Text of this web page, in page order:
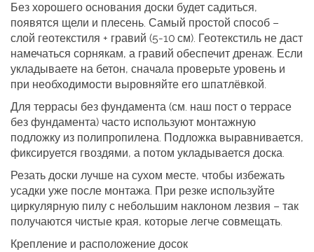
Без хорошего основания доски будет садиться,
появятся щели и плесень. Самый простой способ –
слой геотекстиля + гравий (5‑10 см). Геотекстиль не даст
намечаться сорнякам, а гравий обеспечит дренаж. Если
укладываете на бетон, сначала проверьте уровень и
при необходимости выровняйте его шпатлёвкой.
Для террасы без фундамента (см. наш пост о террасе
без фундамента) часто используют монтажную
подложку из полипропилена. Подложка выравнивается,
фиксируется гвоздями, а потом укладывается доска.
Резать доски лучше на сухом месте, чтобы избежать
усадки уже после монтажа. При резке используйте
циркулярную пилу с небольшим наклоном лезвия – так
получаются чистые края, которые легче совмещать.
Крепление и расположение досок